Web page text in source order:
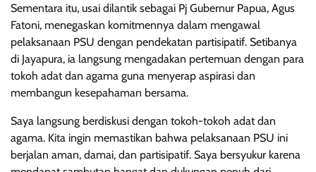
Sementara itu, usai dilantik sebagai Pj Gubernur Papua, Agus
Fatoni, menegaskan komitmennya dalam mengawal
pelaksanaan PSU dengan pendekatan partisipatif. Setibanya
di Jayapura, ia langsung mengadakan pertemuan dengan para
tokoh adat dan agama guna menyerap aspirasi dan
membangun kesepahaman bersama.
Saya langsung berdiskusi dengan tokoh-tokoh adat dan
agama. Kita ingin memastikan bahwa pelaksanaan PSU ini
berjalan aman, damai, dan partisipatif. Saya bersyukur karena